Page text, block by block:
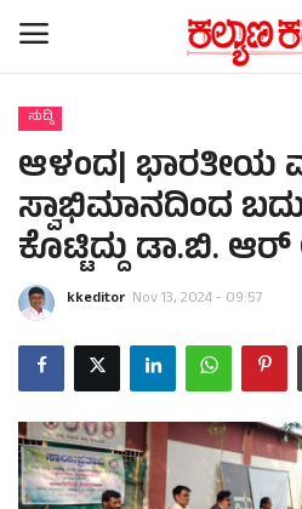
Home
Subscription
Contact
ರಾಷ್ಟ್ರೀಯ ಸುದ್ದಿ
ಕಲೆ - ಸಾಹಿತ್ಯ
ಸುದ್ದಿ
ಆಳಂದ| ಭಾರತೀಯ
ಸ್ವಾಭಿಮಾನದಿಂದ
ಕೊಟ್ಟಿದ್ದು ಡಾ.ಬಿ.
kkeditor Nov 13, 2024 - 09:57